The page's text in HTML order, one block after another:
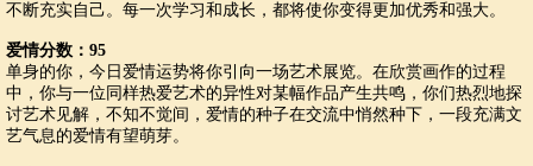
不断充实自己。每一次学习和成长，都将使你变得更加优秀和强大。
爱情分数：95
单身的你，今日爱情运势将你引向一场艺术展览。在欣赏画作的过程
中，你与一位同样热爱艺术的异性对某幅作品产生共鸣，你们热烈地探
讨艺术见解，不知不觉间，爱情的种子在交流中悄然种下，一段充满文
艺气息的爱情有望萌芽。